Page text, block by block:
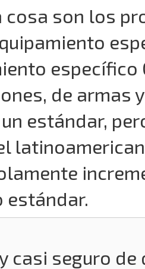
cosa son los
específico
de armas
estándar,
estándar.
casi seguro